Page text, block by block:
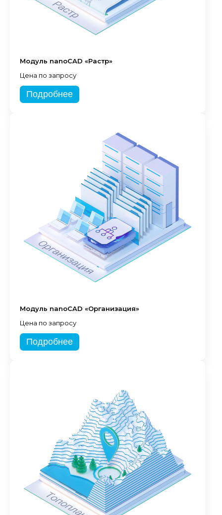
Модуль nanoCAD «Растр»
Цена по запросу
Подробнее
Модуль nanoCAD «Организация»
Цена по запросу
Подробнее